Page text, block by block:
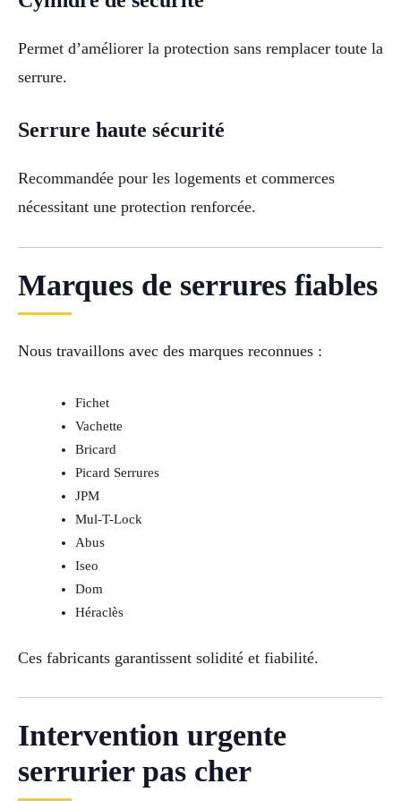
Permet d’améliorer la protection sans remplacer toute la
serrure.
Serrure haute sécurité
Recommandée pour les logements et commerces
nécessitant une protection renforcée.
Marques de serrures fiables
Nous travaillons avec des marques reconnues :
Fichet
Vachette
Bricard
Picard Serrures
JPM
Mul-T-Lock
Abus
Iseo
Dom
Héraclès
Ces fabricants garantissent solidité et fiabilité.
Intervention urgente
serrurier pas cher